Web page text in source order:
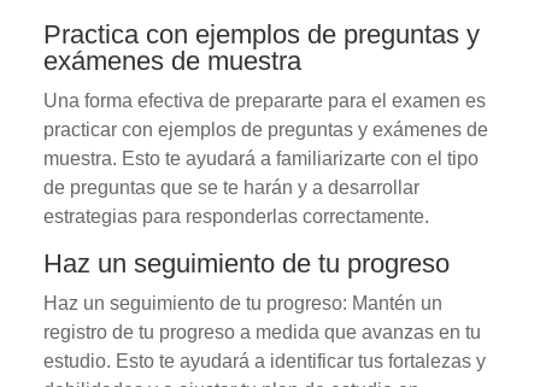
Practica con ejemplos de preguntas y
exámenes de muestra
Una forma efectiva de prepararte para el examen es
practicar con ejemplos de preguntas y exámenes de
muestra. Esto te ayudará a familiarizarte con el tipo
de preguntas que se te harán y a desarrollar
estrategias para responderlas correctamente.
Haz un seguimiento de tu progreso
Haz un seguimiento de tu progreso: Mantén un
registro de tu progreso a medida que avanzas en tu
estudio. Esto te ayudará a identificar tus fortalezas y